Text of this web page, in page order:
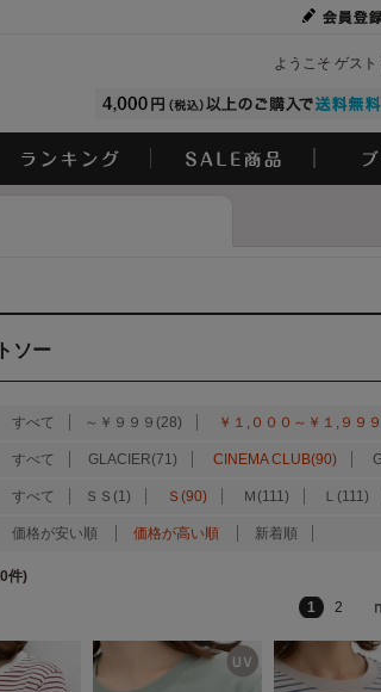
ようこそ ゲスト
ソー
すべて ～￥９９９(28) ￥１,０００～￥１,９９
すべて GLACIER(71) CINEMA CLUB(90)
すべて ＳＳ(1) Ｓ(90) Ｍ(111) Ｌ(111)
価格が安い順 価格が高い順 新着順
件)
1
2